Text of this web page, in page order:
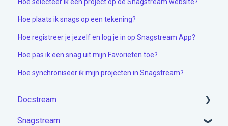
Hoe plaats ik snags op een tekening?
Hoe registreer je jezelf en log je in op Snagstream App?
Hoe pas ik een snag uit mijn Favorieten toe?
Hoe synchroniseer ik mijn projecten in Snagstream?
Docstream
Aan de slag met Docstream
Snagstream